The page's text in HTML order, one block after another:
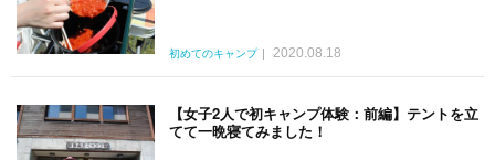
初めてのキャンプ 2020.08.18
【女子2人で初キャンプ体験：前編】テントを立
てて一晩寝てみました！